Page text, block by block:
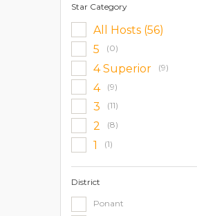
Star Category
All Hosts (56)
5
(0)
4 Superior (9)
4 (9)
3 (11)
2 (8)
1 (1)
District
Ponant